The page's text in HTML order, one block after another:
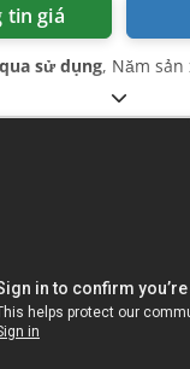
tin giá
sử dụng, Năm sản